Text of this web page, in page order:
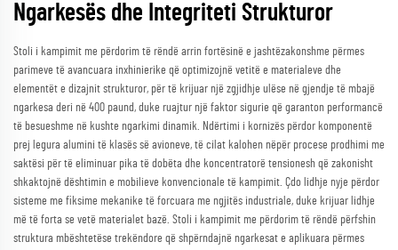
Ngarkesës dhe Integriteti Strukturor
Stoli i kampimit me përdorim të rëndë arrin fortësinë e jashtëzakonshme përmes
parimeve të avancuara inxhinierike që optimizojnë vetitë e materialeve dhe
elementët e dizajnit strukturor, për të krijuar një zgjidhje ulëse në gjendje të mbajë
ngarkesa deri në 400 paund, duke ruajtur një faktor sigurie që garanton performancë
të besueshme në kushte ngarkimi dinamik. Ndërtimi i kornizës përdor komponentë
prej legura alumini të klasës së avioneve, të cilat kalohen nëpër procese prodhimi me
saktësi për të eliminuar pika të dobëta dhe koncentratorë tensionesh që zakonisht
shkaktojnë dështimin e mobilieve konvencionale të kampimit. Çdo lidhje nyje përdor
sisteme me fiksime mekanike të forcuara me ngjitës industriale, duke krijuar lidhje
më të forta se vetë materialet bazë. Stoli i kampimit me përdorim të rëndë përfshin
struktura mbështetëse trekëndore që shpërndajnë ngarkesat e aplikuara përmes